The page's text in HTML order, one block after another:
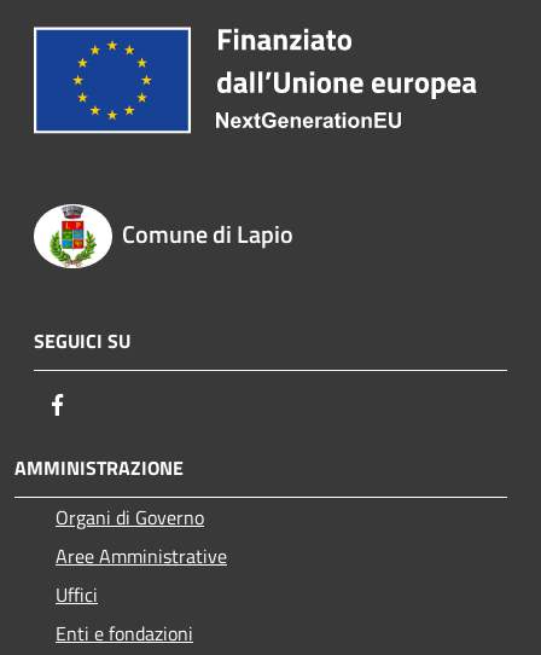
Comune di Lapio
SEGUICI SU
AMMINISTRAZIONE
Organi di Governo
Aree Amministrative
Uffici
Enti e fondazioni